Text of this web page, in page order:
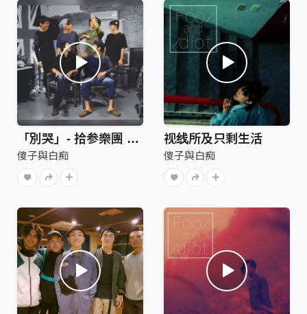
「別哭」- 拾参樂團 （傻子與白痴 Cover）
傻子與白痴
视线所及只剩生活
傻子與白痴